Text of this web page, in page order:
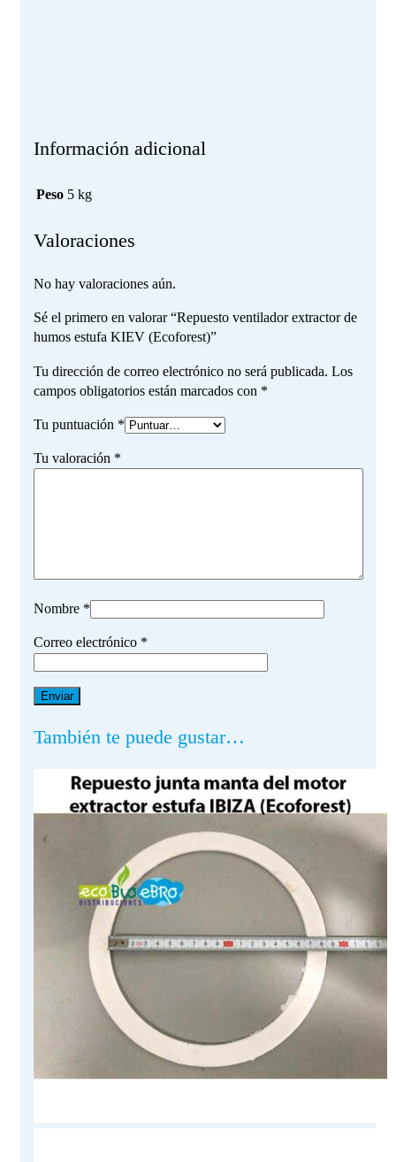
Información adicional
Peso 5 kg
Valoraciones
No hay valoraciones aún.
Sé el primero en valorar “Repuesto ventilador extractor de
humos estufa KIEV (Ecoforest)”
Tu dirección de correo electrónico no será publicada. Los
campos obligatorios están marcados con *
Tu puntuación *
Tu valoración *
Nombre *
Correo electrónico *
También te puede gustar…